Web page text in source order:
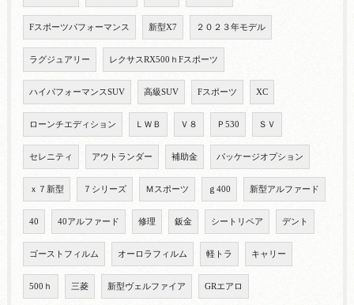
Fスポーツパフォーマンス 新型X7 ２０２３年モデル
ラグジュアリー レクサスRX500ｈFスポーツ
ハイパフォーマンスSUV 高級SUV Fスポーツ XC
ローンチエディション ＬＷＢ Ｖ８ Ｐ530 ＳＶ
セレニティ アウトランダー 補助金 パッケージオプション
ｘ７新型 ７シリーズ Ｍスポーツ ｇ400 新型アルファード
40 40アルファード 修理 鈑金 シートリペア デント
ゴーストフィルム オーロラフィルム 軽トラ キャリー
500ｈ 三菱 新型ヴェルファイア GRエアロ